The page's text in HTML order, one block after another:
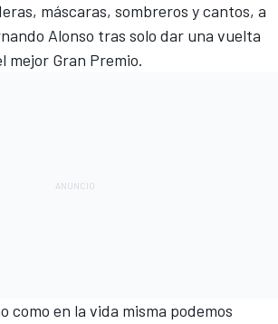
máscaras, sombreros y cantos, a
Alonso tras solo dar una vuelta
mejor Gran Premio.
como en la vida misma podemos